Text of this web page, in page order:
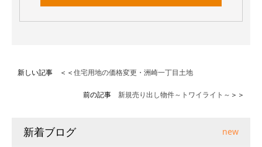
新しい記事 ＜＜住宅用地の価格変更・洲崎一丁目土地
前の記事 新規売り出し物件～トワイライト～ ＞＞
新着ブログ new